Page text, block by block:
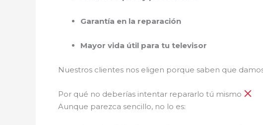
Garantía en la reparación
Mayor vida útil para tu televisor
Nuestros clientes nos eligen porque saben que
Por qué no deberías intentar repararlo tú mismo
Aunque parezca sencillo, no lo es: